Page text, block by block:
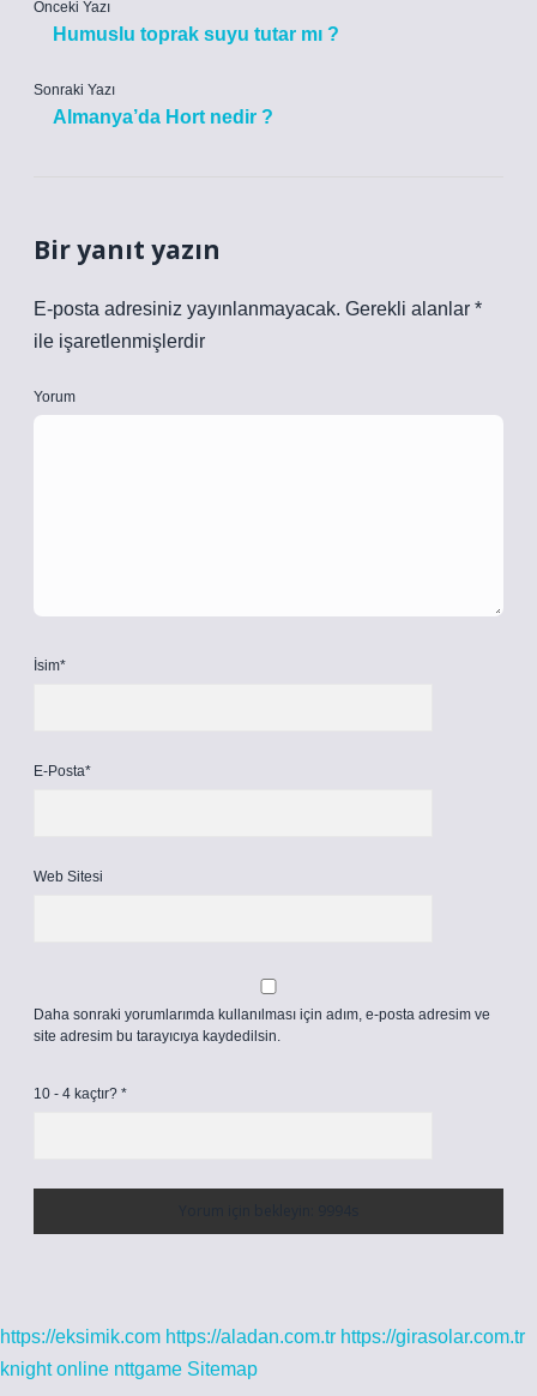
Önceki Yazı
Humuslu toprak suyu tutar mı ?
Sonraki Yazı
Almanya’da Hort nedir ?
Bir yanıt yazın
E-posta adresiniz yayınlanmayacak. Gerekli alanlar *
ile işaretlenmişlerdir
Yorum
İsim*
E-Posta*
Web Sitesi
Daha sonraki yorumlarımda kullanılması için adım, e-posta adresim ve
site adresim bu tarayıcıya kaydedilsin.
10 - 4 kaçtır? *
https://eksimik.com https://aladan.com.tr https://girasolar.com.tr
knight online nttgame Sitemap